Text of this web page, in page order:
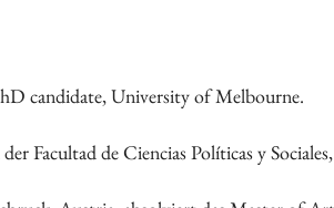
candidate, University of Melbourne.
Facultad de Ciencias Políticas y